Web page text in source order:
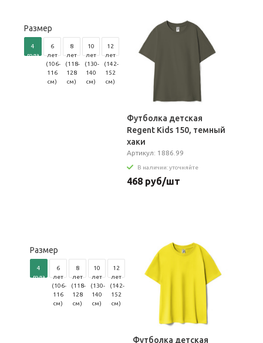
Размер
4
года
6
лет
(106-
116
см)
8
лет
(118-
128
см)
10
лет
(130-
140
см)
12
лет
(142-
152
см)
Футболка детская
Regent Kids 150, темный
хаки
Артикул: 1886.99
В наличии: уточняйте
468 руб/шт
Размер
4
года
6
лет
(106-
116
см)
8
лет
(118-
128
см)
10
лет
(130-
140
см)
12
лет
(142-
152
см)
Футболка детская